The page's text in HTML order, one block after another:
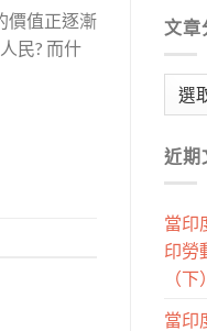
價值正逐漸
民? 而什
文章
章
類
近期
當印
印勞
（下）
當印